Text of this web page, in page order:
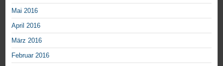
Mai 2016
April 2016
März 2016
Februar 2016